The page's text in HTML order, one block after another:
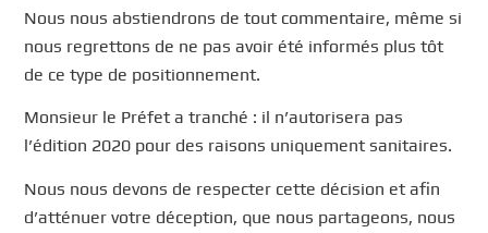
Nous nous abstiendrons de tout commentaire, même si
nous regrettons de ne pas avoir été informés plus tôt
de ce type de positionnement.
Monsieur le Préfet a tranché : il n’autorisera pas
l’édition 2020 pour des raisons uniquement sanitaires.
Nous nous devons de respecter cette décision et afin
d’atténuer votre déception, que nous partageons, nous